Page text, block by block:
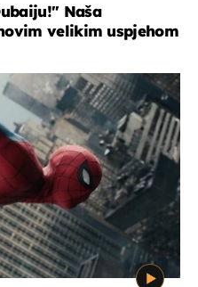
Naša
velikim uspjehom